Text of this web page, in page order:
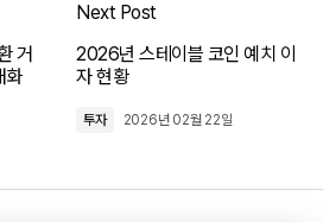
거
화
Next Post
2026년 스테이블 코인 예치 이
자 현황
투자 2026년 02월 22일